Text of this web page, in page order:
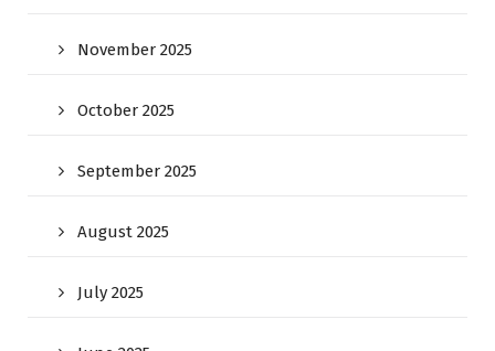
November 2025
October 2025
September 2025
August 2025
July 2025